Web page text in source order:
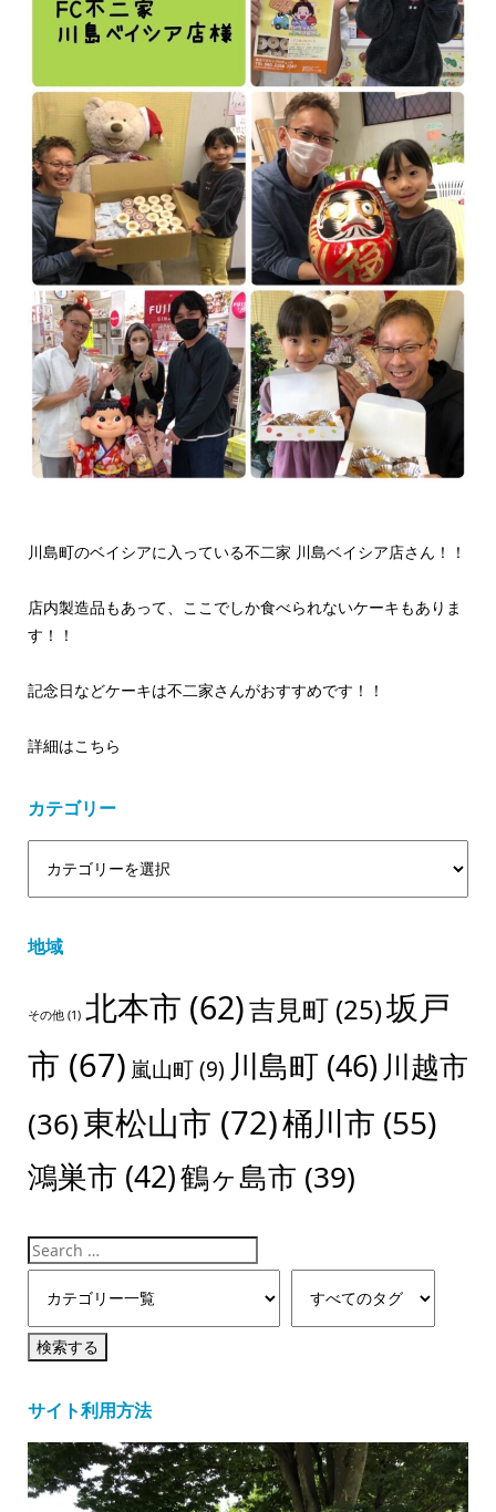
川島町のベイシアに入っている不二家 川島ベイシア店さん！！
店内製造品もあって、ここでしか食べられないケーキもありま
す！！
記念日などケーキは不二家さんがおすすめです！！
詳細はこちら
カテゴリー
地域
その他(1) 北本市 (62)吉見町(25)坂戸
市 (67) 嵐山町(9) 川島町(46) 川越市
(36)東松山市 (72)桶川市 (55)
鴻巣市 (42)鶴ヶ島市 (39)
サイト利用方法